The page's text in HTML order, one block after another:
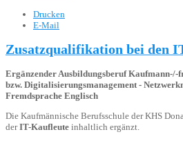
Drucken
E-Mail
Zusatzqualifikation bei den
Ergänzender Ausbildungsberuf Kaufmann-/-
bzw. Digitalisierungsmanagement -
Fremdsprache Englisch
Die Kaufmännische Berufsschule der KHS
derIT-Kaufleute inhaltlich ergänzt.